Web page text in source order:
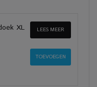
XL LEES MEER